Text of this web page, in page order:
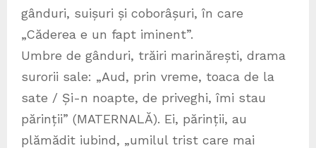
gânduri, suișuri și coborâșuri, în care
„Căderea e un fapt iminent”.
Umbre de gânduri, trăiri marinărești, drama
surorii sale: „Aud, prin vreme, toaca de la
sate / Și-n noapte, de priveghi, îmi stau
părinții” (MATERNALĂ). Ei, părinții, au
plămădit iubind, „umilul trist care mai